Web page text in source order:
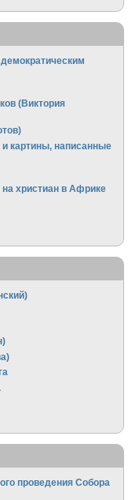
(Виктория
картины, написанные
христиан в Африке
проведения Собора